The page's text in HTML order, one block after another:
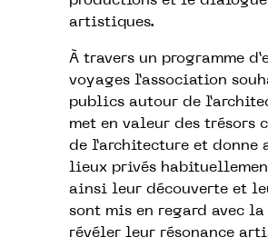
artistiques.
À travers un programme
voyages l’association
publics autour de
met en valeur des trésors
de l’architecture et donne
lieux privés
ainsi leur découverte et
sont mis en regard avec
révéler leur résonance